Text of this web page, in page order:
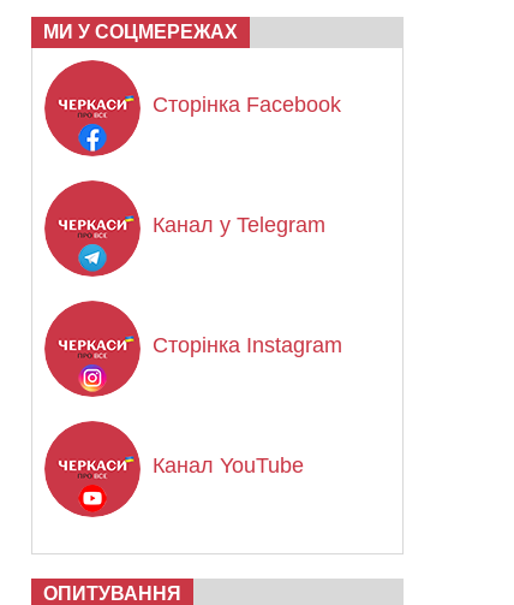
МИ У СОЦМЕРЕЖАХ
Сторінка Facebook
Канал у Telegram
Сторінка Instagram
Канал YouTube
ОПИТУВАННЯ